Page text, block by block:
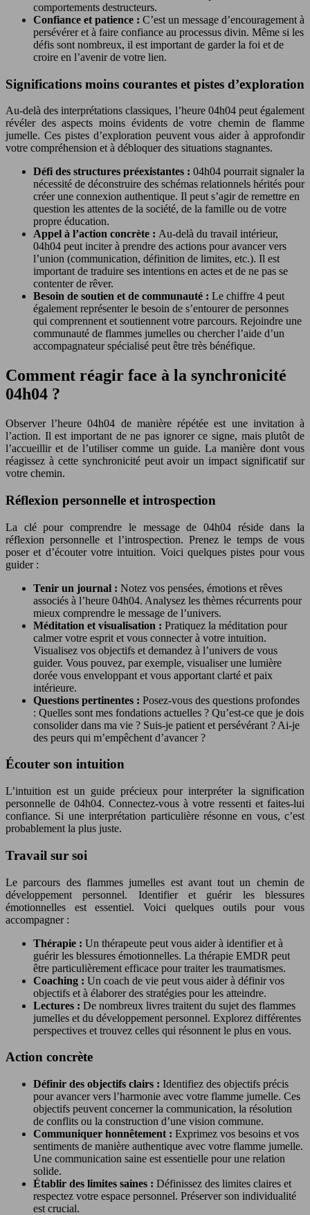
comportements destructeurs.
Confiance et patience : C’est un message d’encouragement à
persévérer et à faire confiance au processus divin. Même si les
défis sont nombreux, il est important de garder la foi et de
croire en l’avenir de votre lien.
Significations moins courantes et pistes d’exploration
Au-delà des interprétations classiques, l’heure 04h04 peut également
révéler des aspects moins évidents de votre chemin de flamme
jumelle. Ces pistes d’exploration peuvent vous aider à approfondir
votre compréhension et à débloquer des situations stagnantes.
Défi des structures préexistantes : 04h04 pourrait signaler la
nécessité de déconstruire des schémas relationnels hérités pour
créer une connexion authentique. Il peut s’agir de remettre en
question les attentes de la société, de la famille ou de votre
propre éducation.
Appel à l’action concrète : Au-delà du travail intérieur,
04h04 peut inciter à prendre des actions pour avancer vers
l’union (communication, définition de limites, etc.). Il est
important de traduire ses intentions en actes et de ne pas se
contenter de rêver.
Besoin de soutien et de communauté : Le chiffre 4 peut
également représenter le besoin de s’entourer de personnes
qui comprennent et soutiennent votre parcours. Rejoindre une
communauté de flammes jumelles ou chercher l’aide d’un
accompagnateur spécialisé peut être très bénéfique.
Comment réagir face à la synchronicité
04h04 ?
Observer l’heure 04h04 de manière répétée est une invitation à
l’action. Il est important de ne pas ignorer ce signe, mais plutôt de
l’accueillir et de l’utiliser comme un guide. La manière dont vous
réagissez à cette synchronicité peut avoir un impact significatif sur
votre chemin.
Réflexion personnelle et introspection
La clé pour comprendre le message de 04h04 réside dans la
réflexion personnelle et l’introspection. Prenez le temps de vous
poser et d’écouter votre intuition. Voici quelques pistes pour vous
guider :
Tenir un journal : Notez vos pensées, émotions et rêves
associés à l’heure 04h04. Analysez les thèmes récurrents pour
mieux comprendre le message de l’univers.
Méditation et visualisation : Pratiquez la méditation pour
calmer votre esprit et vous connecter à votre intuition.
Visualisez vos objectifs et demandez à l’univers de vous
guider. Vous pouvez, par exemple, visualiser une lumière
dorée vous enveloppant et vous apportant clarté et paix
intérieure.
Questions pertinentes : Posez-vous des questions profondes
: Quelles sont mes fondations actuelles ? Qu’est-ce que je dois
consolider dans ma vie ? Suis-je patient et persévérant ? Ai-je
des peurs qui m’empêchent d’avancer ?
Écouter son intuition
L’intuition est un guide précieux pour interpréter la signification
personnelle de 04h04. Connectez-vous à votre ressenti et faites-lui
confiance. Si une interprétation particulière résonne en vous, c’est
probablement la plus juste.
Travail sur soi
Le parcours des flammes jumelles est avant tout un chemin de
développement personnel. Identifier et guérir les blessures
émotionnelles est essentiel. Voici quelques outils pour vous
accompagner :
Thérapie : Un thérapeute peut vous aider à identifier et à
guérir les blessures émotionnelles. La thérapie EMDR peut
être particulièrement efficace pour traiter les traumatismes.
Coaching : Un coach de vie peut vous aider à définir vos
objectifs et à élaborer des stratégies pour les atteindre.
Lectures : De nombreux livres traitent du sujet des flammes
jumelles et du développement personnel. Explorez différentes
perspectives et trouvez celles qui résonnent le plus en vous.
Action concrète
Définir des objectifs clairs : Identifiez des objectifs précis
pour avancer vers l’harmonie avec votre flamme jumelle. Ces
objectifs peuvent concerner la communication, la résolution
de conflits ou la construction d’une vision commune.
Communiquer honnêtement : Exprimez vos besoins et vos
sentiments de manière authentique avec votre flamme jumelle.
Une communication saine est essentielle pour une relation
solide.
Établir des limites saines : Définissez des limites claires et
respectez votre espace personnel. Préserver son individualité
est crucial.